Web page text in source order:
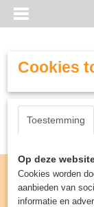
Cookies
Toestemming
Op deze
Cookies worden
aanbieden van
informatie en